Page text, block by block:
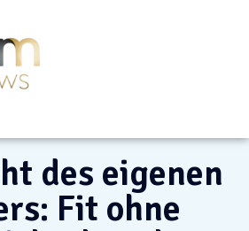
des eigenen
Fit ohne